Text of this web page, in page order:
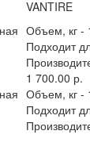
VANTIRE
Объем, кг -
Подходит
1 700.00 р.
Объем, кг -
Подходит